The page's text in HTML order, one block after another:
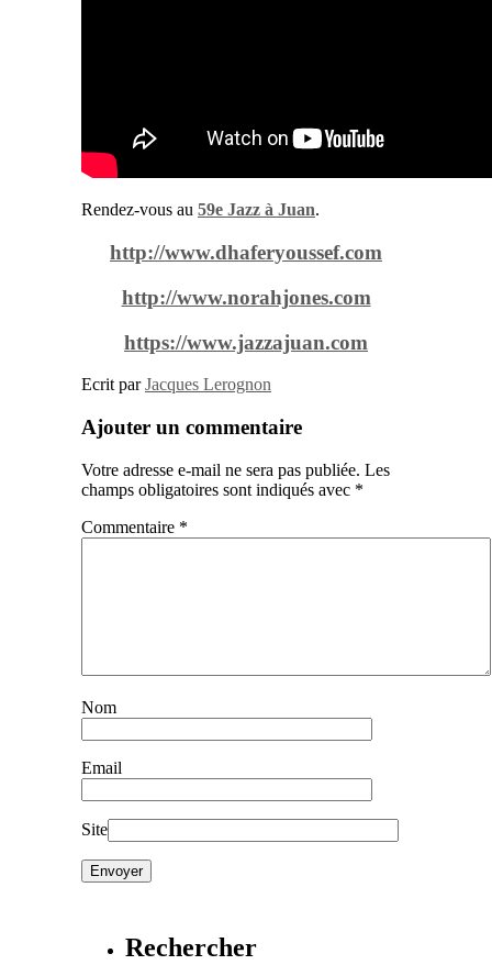
Rendez-vous au 59e Jazz à Juan.
http://www.dhaferyoussef.com
http://www.norahjones.com
https://www.jazzajuan.com
Ecrit parJacques Lerognon
Ajouter un commentaire
Votre adresse e-mail ne sera pas publiée. Les
champs obligatoires sont indiqués avec *
Commentaire *
Nom
Email
Site
Rechercher